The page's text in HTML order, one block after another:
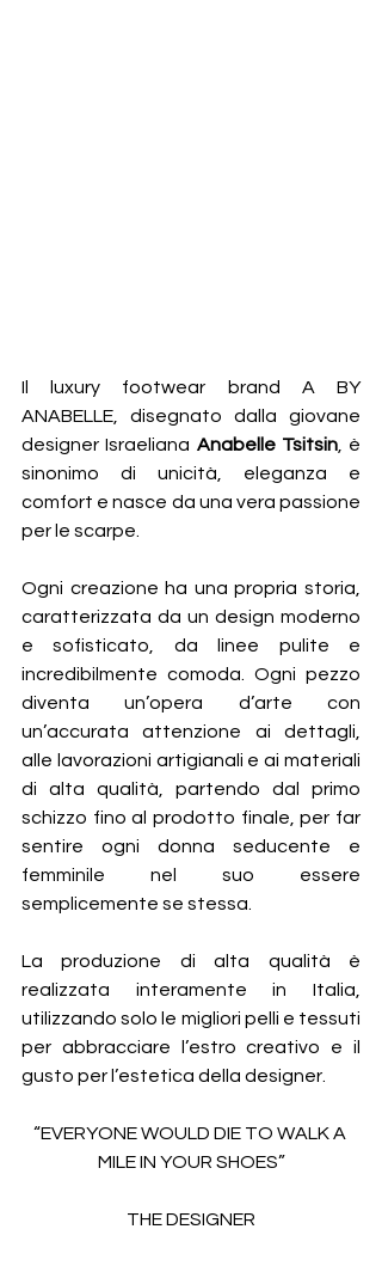
Il luxury footwear brand A BY
ANABELLE, disegnato dalla giovane
designer Israeliana Anabelle Tsitsin, è
sinonimo di unicità, eleganza e
comfort e nasce da una vera passione
per le scarpe.
Ogni creazione ha una propria storia,
caratterizzata da un design moderno
e sofisticato, da linee pulite e
incredibilmente comoda. Ogni pezzo
diventa un’opera d’arte con
un’accurata attenzione ai dettagli,
alle lavorazioni artigianali e ai materiali
di alta qualità, partendo dal primo
schizzo fino al prodotto finale, per far
sentire ogni donna seducente e
femminile nel suo essere
semplicemente se stessa.
La produzione di alta qualità è
realizzata interamente in Italia,
utilizzando solo le migliori pelli e tessuti
per abbracciare l’estro creativo e il
gusto per l’estetica della designer.
“EVERYONE WOULD DIE TO WALK A
MILE IN YOUR SHOES”
THE DESIGNER